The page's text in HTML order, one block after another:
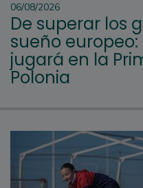
06/08/2026
De superar los
sueño
jugará en la
Polonia